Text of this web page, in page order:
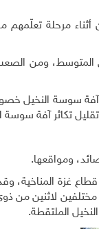
مرحلة تعلّمهم
المتوسط، ومن
آفة سوسة النخيل
تكاثر آفة سوسة
ومواقعها.
غزة المناخية،
لاثنين من ذوي
الملتقطة.